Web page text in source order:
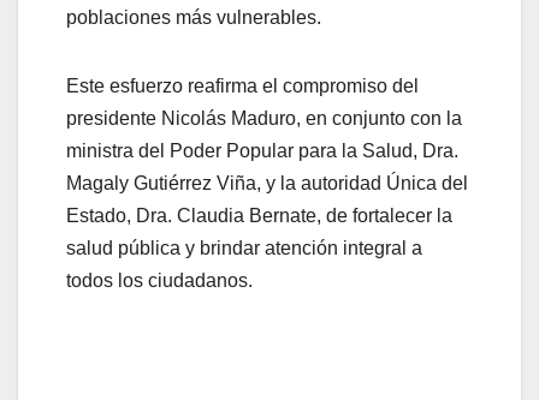
poblaciones más vulnerables.
Este esfuerzo reafirma el compromiso del
presidente Nicolás Maduro, en conjunto con la
ministra del Poder Popular para la Salud, Dra.
Magaly Gutiérrez Viña, y la autoridad Única del
Estado, Dra. Claudia Bernate, de fortalecer la
salud pública y brindar atención integral a
todos los ciudadanos.